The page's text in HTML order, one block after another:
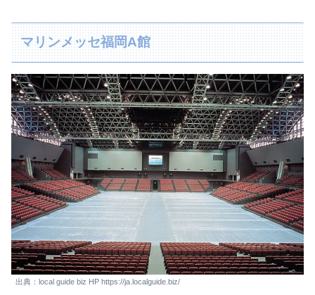
マリンメッセ福岡A館
出典：local guide biz HP https://ja.localguide.biz/